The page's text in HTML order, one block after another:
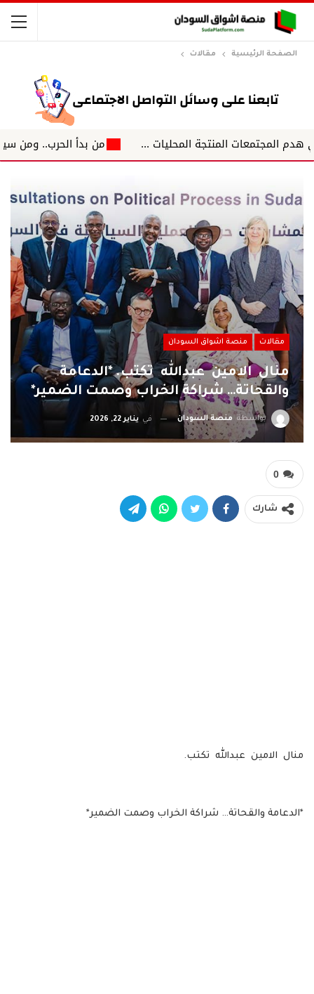
الصفحة الرئيسية مقالات
من بدأ الحرب.. ومن سيكتب
مقالات منصة اشواق السودان
منال الامين عبدالله تكتب. *الدعامة
والقحاتة… شراكة الخراب وصمت الضمير*
بواسطة منصة السودان في يناير 22, 2026
0
شارك
منال الامين عبدالله تكتب.
*الدعامة والقحاتة… شراكة الخراب وصمت الضمير*